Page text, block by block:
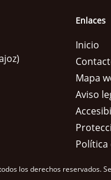
Enlaces
Inicio
Mapa
Aviso
Política
los derechos reservados.